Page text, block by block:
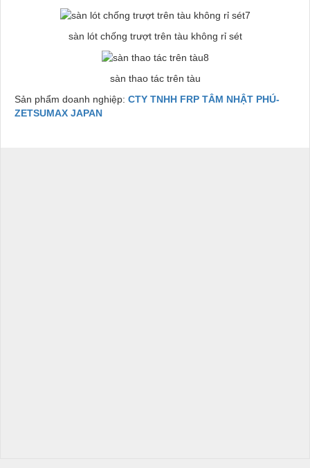
sàn lót chống trượt trên tàu không rỉ sét
sàn thao tác trên tàu
Sản phẩm doanh nghiệp: CTY TNHH FRP TÂM NHẬT PHÚ-
ZETSUMAX JAPAN